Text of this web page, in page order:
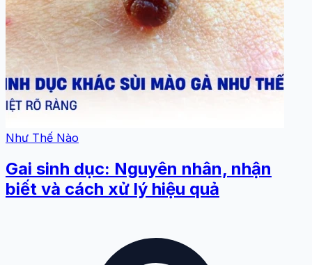
Như Thế Nào
Gai sinh dục: Nguyên nhân, nhận
biết và cách xử lý hiệu quả